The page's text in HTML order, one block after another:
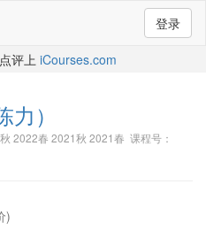
登录
评上 iCourses.com
力）
2022春 2021秋 2021春 课程号：
)